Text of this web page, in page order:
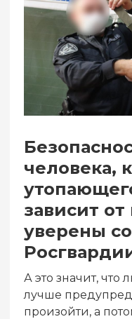
человека,
зависит от
уверены
А это значит,
лучше
произойти, а